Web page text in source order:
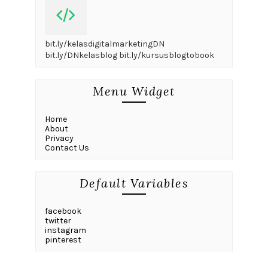
bit.ly/kelasdigitalmarketingDN
bit.ly/DNkelasblog bit.ly/kursusblogtobook
Menu Widget
Home
About
Privacy
Contact Us
Default Variables
facebook
twitter
instagram
pinterest